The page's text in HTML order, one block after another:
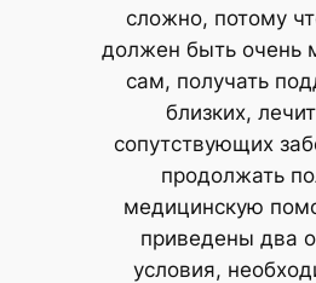
сложно, потому
должен быть очень
сам, получать
близких,
сопутствующих
продолжать
медицинскую
приведены два
условия,